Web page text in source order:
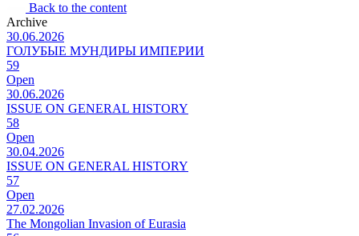
Back to the content
Archive
30.06.2026
ГОЛУБЫЕ МУНДИРЫ ИМПЕРИИ
59
Open
30.06.2026
ISSUE ON GENERAL HISTORY
58
Open
30.04.2026
ISSUE ON GENERAL HISTORY
57
Open
27.02.2026
The Mongolian Invasion of Eurasia